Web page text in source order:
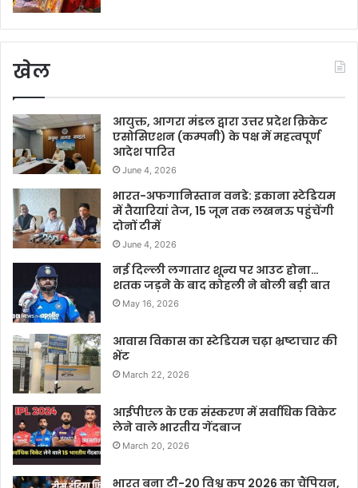
खेल
आयुक्त, आगरा मंडल द्वारा उत्तर प्रदेश क्रिकेट
एसोसिएशन (कम्पनी) के पक्ष में महत्वपूर्ण
आदेश पारित
June 4, 2026
भारत-अफगानिस्तान वनडे: इकाना स्टेडियम
में तैयारियां तेज, 15 जून तक लखनऊ पहुंचेंगी
दोनों टीमें
June 4, 2026
नई दिल्ली लगातार शून्य पर आउट होना…
शतक जड़ने के बाद कोहली ने बोली बड़ी बात
May 16, 2026
आवास विकास का स्टेडियम चढ़ा भ्रष्टाचार की
भेंट
March 22, 2026
आईपीएल के एक संस्करण में सर्वाधिक विकेट
लेने वाले भारतीय गेंदबाज
March 20, 2026
भारत बना टी-20 विश्व कप 2026 का चैंपियन,